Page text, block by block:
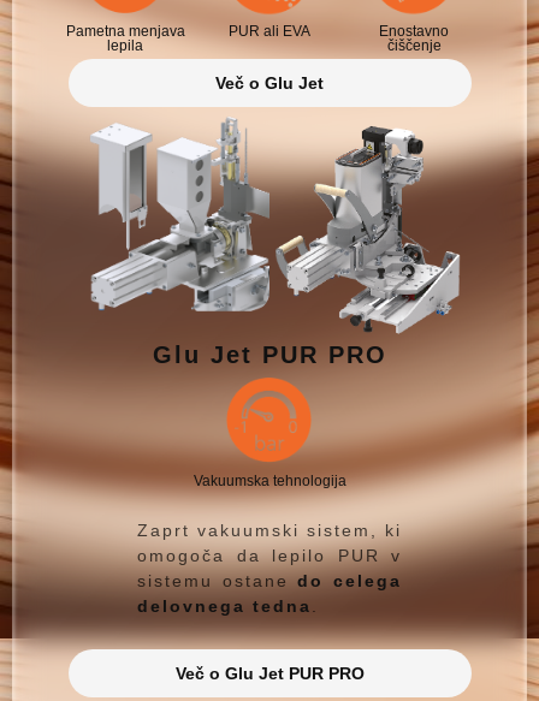
Pametna menjava
lepila
PUR ali EVA
Enostavno
čiščenje
Več o Glu Jet
Glu Jet PUR PRO
Vakuumska tehnologija
Zaprt vakuumski sistem, ki
omogoča da lepilo PUR v
sistemu ostanedo celega
delovnega tedna.
Več o Glu Jet PUR PRO